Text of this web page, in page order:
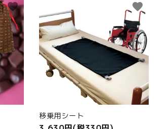
favorite
移乗用シート
favorite